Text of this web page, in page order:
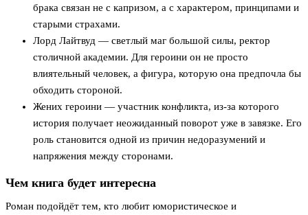
брака связан не с капризом, а с характером, принципами и
старыми страхами.
Лорд Лайтвуд — светлый маг большой силы, ректор
столичной академии. Для героини он не просто
влиятельный человек, а фигура, которую она предпочла бы
обходить стороной.
Жених героини — участник конфликта, из-за которого
история получает неожиданный поворот уже в завязке. Его
роль становится одной из причин недоразумений и
напряжения между сторонами.
Чем книга будет интересна
Роман подойдёт тем, кто любит юмористическое и